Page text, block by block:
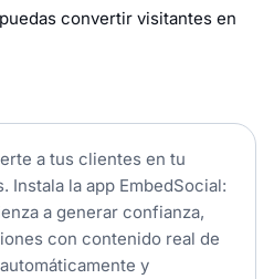
convertir visitantes en
a tus clientes en tu
Instala la app EmbedSocial:
a generar confianza,
con contenido real de
y